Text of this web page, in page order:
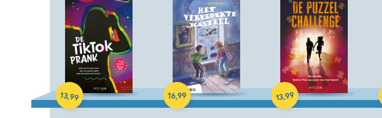
13,99
Hardcover
16,99
Hardcover
13,99
Hardcover